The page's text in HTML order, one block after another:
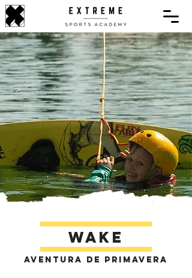
Wake
Aventura de Primavera